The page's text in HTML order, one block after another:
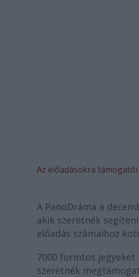
Az előadásokra
A PanoDráma a
akik szeretnék
előadás számaihoz
7000 forintos jegyeket
szeretnék